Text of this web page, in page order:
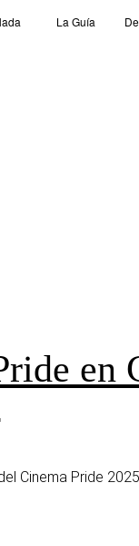
La Guía
en
Cinema Pride